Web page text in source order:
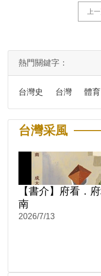
上
熱門關鍵字：
台灣史 台灣 體育
台灣采風
【書介】府看．
南
2026/7/13